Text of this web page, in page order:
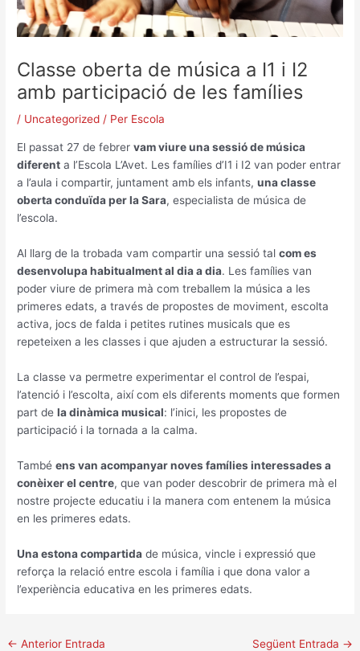
Classe oberta de música a I1 i I2
amb participació de les famílies
/ Uncategorized / Per Escola
El passat 27 de febrervam viure una sessió de música
diferent a l’Escola L’Avet. Les famílies d’I1 i I2 van poder entrar
a l’aula i compartir, juntament amb els infants,una classe
oberta conduïda per la Sara, especialista de música de
l’escola.
Al llarg de la trobada vam compartir una sessió talcom es
desenvolupa habitualment al dia a dia. Les famílies van
poder viure de primera mà com treballem la música a les
primeres edats, a través de propostes de moviment, escolta
activa, jocs de falda i petites rutines musicals que es
repeteixen a les classes i que ajuden a estructurar la sessió.
La classe va permetre experimentar el control de l’espai,
l’atenció i l’escolta, així com els diferents moments que formen
part dela dinàmica musical: l’inici, les propostes de
participació i la tornada a la calma.
Tambéens van acompanyar noves famílies interessades a
conèixer el centre, que van poder descobrir de primera mà el
nostre projecte educatiu i la manera com entenem la música
en les primeres edats.
Una estona compartida de música, vincle i expressió que
reforça la relació entre escola i família i que dona valor a
l’experiència educativa en les primeres edats.
← Anterior Entrada Següent Entrada →